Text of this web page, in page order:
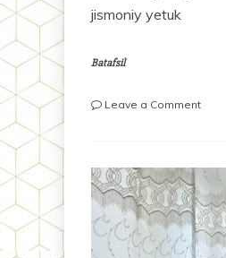
jismoniy yetuk
Batafsil
Leave a Commenton
UNAR